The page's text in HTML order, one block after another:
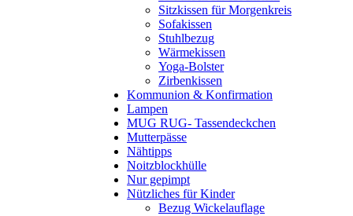
Sitzkissen für Morgenkreis
Sofakissen
Stuhlbezug
Wärmekissen
Yoga-Bolster
Zirbenkissen
Kommunion & Konfirmation
Lampen
MUG RUG- Tassendeckchen
Mutterpässe
Nähtipps
Noitzblockhülle
Nur gepimpt
Nützliches für Kinder
Bezug Wickelauflage